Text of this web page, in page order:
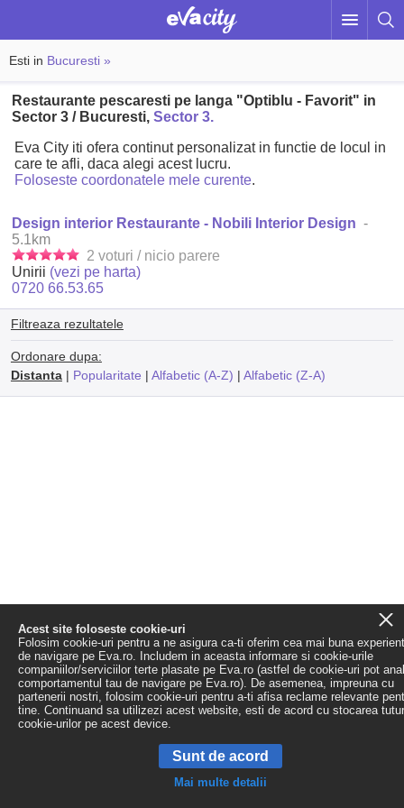
Esti in Bucuresti »
Restaurante pescaresti pe langa "Optiblu - Favorit" in
Sector 3 / Bucuresti,Sector 3.
Eva City iti ofera continut personalizat in functie de locul in
care te afli, daca alegi acest lucru.
Foloseste coordonatele mele curente.
Design interior Restaurante - Nobili Interior Design -
5.1km
2 voturi / nicio parere
Unirii (vezi pe harta)
0720 66.53.65
Filtreaza rezultatele
Ordonare dupa:
Distanta| Popularitate | Alfabetic (A-Z) | Alfabetic (Z-A)
Acest site foloseste cookie-uri
Folosim cookie-uri pentru a ne asigura ca-ti oferim cea mai buna
de navigare pe Eva.ro. Includem in aceasta informare si cookie-urile
companiilor/serviciilor terte plasate pe Eva.ro (astfel de cookie-uri pot
comportamentul tau de navigare pe Eva.ro). De asemenea, impreuna cu
partenerii nostri, folosim cookie-uri pentru a-ti afisa reclame relevante
tine. Continuand sa utilizezi acest website, esti de acord cu stocarea
cookie-urilor pe acest device.
Sunt de acord
Mai multe detalii